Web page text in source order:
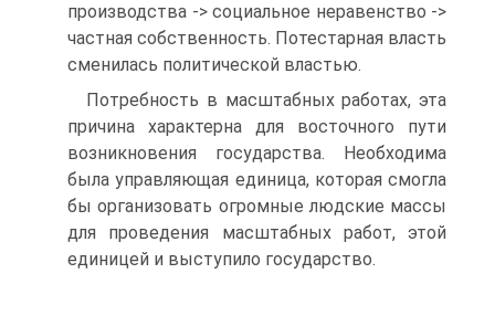
производства -> социальное неравенство ->
частная собственность. Потестарная власть
сменилась политической властью.
Потребность в масштабных работах, эта
причина характерна для восточного пути
возникновения государства. Необходима
была управляющая единица, которая смогла
бы организовать огромные людские массы
для проведения масштабных работ, этой
единицей и выступило государство.